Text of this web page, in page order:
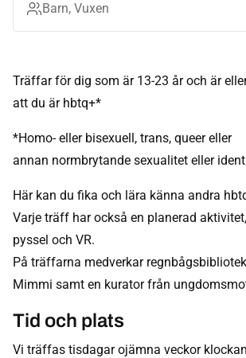
Barn, Vuxen
Träffar för dig som är 13-23 år och är
att du är hbtq+*
*Homo- eller bisexuell, trans, queer eller
annan normbrytande sexualitet eller
Här kan du fika och lära känna andra
Varje träff har också en planerad
pyssel och VR.
På träffarna medverkar
Mimmi samt en kurator från
Tid och plats
Vi träffas tisdagar ojämna veckor